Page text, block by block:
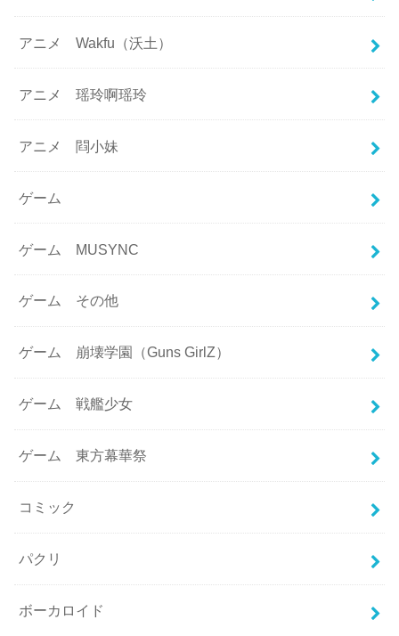
アニメ Wakfu（沃土）
アニメ 瑶玲啊瑶玲
アニメ 閰小妹
ゲーム
ゲーム MUSYNC
ゲーム その他
ゲーム 崩壊学園（Guns GirlZ）
ゲーム 戦艦少女
ゲーム 東方幕華祭
コミック
パクリ
ボーカロイド